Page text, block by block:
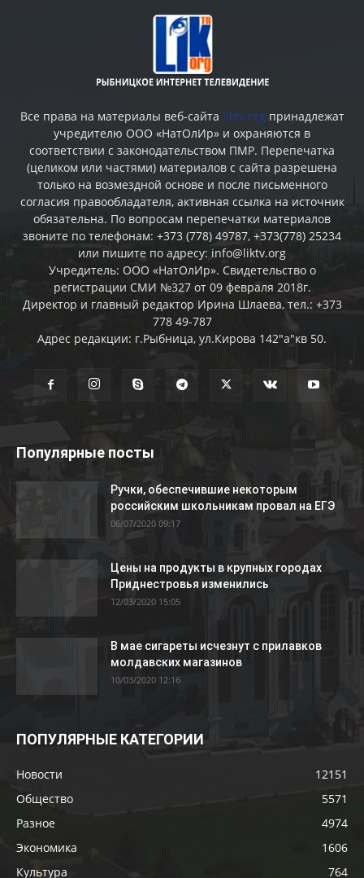
Все права на материалы веб-сайта liktv.org принадлежат
учредителю ООО «НатОлИр» и охраняются в
соответствии с законодательством ПМР. Перепечатка
(целиком или частями) материалов c сайта разрешена
только на возмездной основе и после письменного
согласия правообладателя, активная ссылка на источник
обязательна. По вопросам перепечатки материалов
звоните по телефонам: +373 (778) 49787, +373(778) 25234
или пишите по адресу: info@liktv.org
Учредитель: ООО «НатОлИр». Свидетельство о
регистрации СМИ №327 от 09 февраля 2018г.
Директор и главный редактор Ирина Шлаева, тел.: +373
778 49-787
Адрес редакции: г.Рыбница, ул.Кирова 142"а"кв 50.
Популярные посты
Ручки, обеспечившие некоторым
российским школьникам провал на ЕГЭ
06/07/2020 09:17
Цены на продукты в крупных городах
Приднестровья изменились
12/03/2020 15:05
В мае сигареты исчезнут с прилавков
молдавских магазинов
10/03/2020 12:16
ПОПУЛЯРНЫЕ КАТЕГОРИИ
Новости
12151
Общество
5571
Разное
4974
Экономика
1606
Культура
764